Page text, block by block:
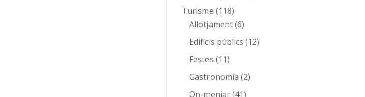
Turisme (118)
Allotjament(6)
Edificis públics (12)
Festes (11)
Gastronomía (2)
On-menjar(41)